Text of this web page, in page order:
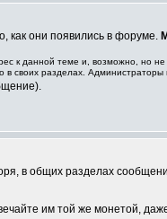
как они появились в форуме.
к данной теме и, возможно, но
своих разделах.
в общих разделах
им той же монетой,